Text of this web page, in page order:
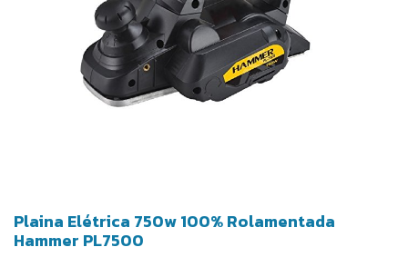
Plaina Elétrica 750w 100% Rolamentada
Hammer PL7500